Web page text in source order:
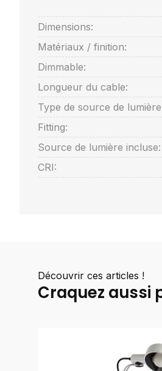
Dimensions:
Matériaux / finition:
Dimmable:
Longueur du cable:
Type de source de
Fitting:
Source de lumière incluse:
CRI:
Découvrir ces articles !
Craquez aussi